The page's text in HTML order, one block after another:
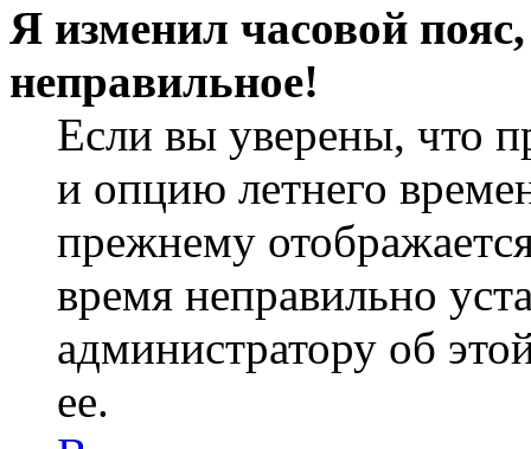
Я изменил часовой
неправильное!
Если вы уверены, что
и опцию летнего
прежнему
время неправильно
администратору об
ее.